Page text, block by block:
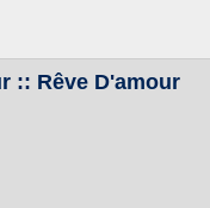
:: Rêve D'amour